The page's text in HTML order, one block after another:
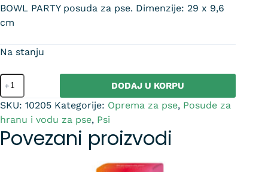
BOWL PARTY posuda za pse. Dimenzije: 29 x 9,6
cm
Na stanju
DODAJ U KORPU
SKU: 10205 Kategorije: Oprema za pse, Posude za
hranu i vodu za pse, Psi
Povezani proizvodi